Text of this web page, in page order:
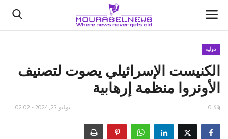
الأخبار
كتّابنا
دولية
الكنيست الإسرائيلي يصوت لتصنيف
الأونروا منظمة إرهابية
يوليو 23, 2024 - 02:02 0